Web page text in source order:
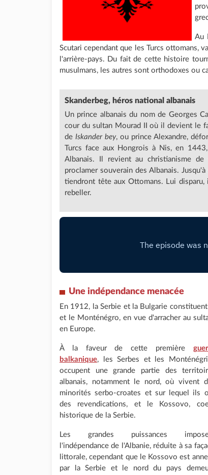
Au
Scutari cependant que les Turcs ottomans,
l'arrière-pays. Du fait de cette histoire
musulmans, les autres sont orthodoxes ou
Skanderbeg, héros national albanais
Un prince albanais du nom de Georges
cour du sultan Mourad II où il devient le
deIskander bey, ou prince Alexandre,
Turcs face aux Hongrois à Nis, en
Albanais. Il revient au christianisme
proclamer souverain des Albanais.
tiendront tête aux Ottomans. Lui
rebeller.
Une indépendance menacée
En 1912, la Serbie et la Bulgarie
et le Monténégro, en vue d'arracher au
en Europe.
À la faveur de cette première
balkanique, les Serbes et les
occupent une grande partie des
albanais, notamment le nord, où vivent
minorités serbo-croates et sur lequel ils
des revendications, et le Kossovo,
historique de la Serbie.
Les grandes puissances
l'indépendance de l'Albanie, réduite à sa
littorale, cependant que le Kossovo est
par la Serbie et le nord du pays